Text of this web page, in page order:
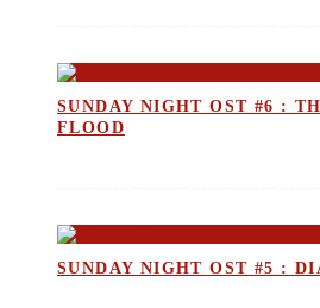
SUNDAY NIGHT OST #6 :
FLOOD
SUNDAY NIGHT OST #5 :